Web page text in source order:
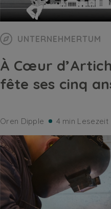
UNTERNEHMERTUM
À Cœur
fête ses cinq
Oren Dipple 4 min Lesezeit